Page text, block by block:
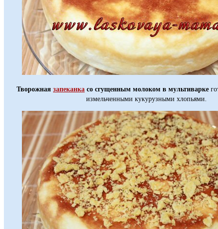
Творожная запеканка со сгущенным молоком в мультиварке
измельченными кукурузными хлопьями.